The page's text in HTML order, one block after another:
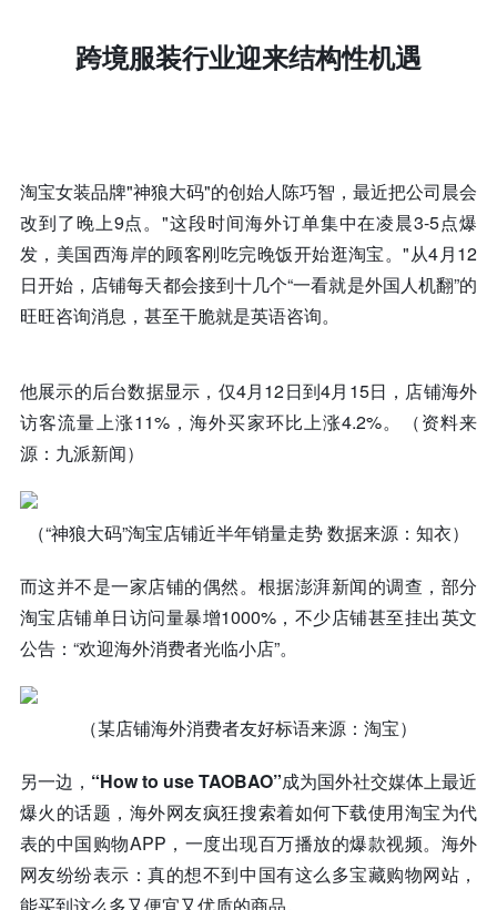
跨境服装行业迎来结构性机遇
淘宝女装品牌"神狼大码"的创始人陈巧智，最近把公司晨会
改到了晚上9点。"这段时间海外订单集中在凌晨3-5点爆
发，美国西海岸的顾客刚吃完晚饭开始逛淘宝。"从4月12
日开始，店铺每天都会接到十几个“一看就是外国人机翻”的
旺旺咨询消息，甚至干脆就是英语咨询。
他展示的后台数据显示，仅4月12日到4月15日，店铺海外
访客流量上涨11%，海外买家环比上涨4.2%。（资料来
源：九派新闻）
（“神狼大码”淘宝店铺近半年销量走势 数据来源：知衣）
而这并不是一家店铺的偶然。根据澎湃新闻的调查，部分
淘宝店铺单日访问量暴增1000%，不少店铺甚至挂出英文
公告：“欢迎海外消费者光临小店”。
（某店铺海外消费者友好标语来源：淘宝）
另一边， “How to use TAOBAO”成为国外社交媒体上最近
爆火的话题，海外网友疯狂搜索着如何下载使用淘宝为代
表的中国购物APP，一度出现百万播放的爆款视频。海外
网友纷纷表示：真的想不到中国有这么多宝藏购物网站，